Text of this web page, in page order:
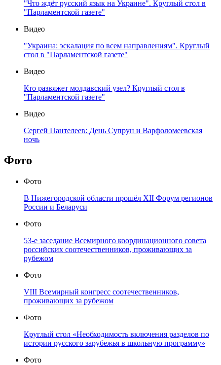
"Что ждёт русский язык на Украине". Круглый стол в
"Парламентской газете"
Видео
"Украина: эскалация по всем направлениям". Круглый
стол в "Парламентской газете"
Видео
Кто развяжет молдавский узел? Круглый стол в
"Парламентской газете"
Видео
Сергей Пантелеев: День Супрун и Варфоломеевская
ночь
Фото
Фото
В Нижегородской области прошёл XII Форум регионов
России и Беларуси
Фото
53-е заседание Всемирного координационного совета
российских соотечественников, проживающих за
рубежом
Фото
VIII Всемирный конгресс соотечественников,
проживающих за рубежом
Фото
Круглый стол «Необходимость включения разделов по
истории русского зарубежья в школьную программу»
Фото